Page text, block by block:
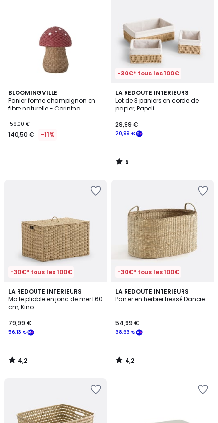
BLOOMINGVILLE
Panier forme champignon en
fibre naturelle - Corintha
159,00 €
140,50 € -11%
-30€* tous les 100€
LA REDOUTE INTERIEURS
Lot de 3 paniers en corde de
papier, Papeli
20,99 €
29,99 €
5
/
5
5
/
-30€* tous les 100€
LA REDOUTE INTERIEURS
Malle pliable en jonc de mer L60
cm, Kino
56,13 €
79,99 €
4,2
/ 5
4,2
/
-30€* tous les 100€
LA REDOUTE INTERIEURS
Panier en herbier tressé Dancie
38,63 €
54,99 €
4,2
/ 5
4,2
/